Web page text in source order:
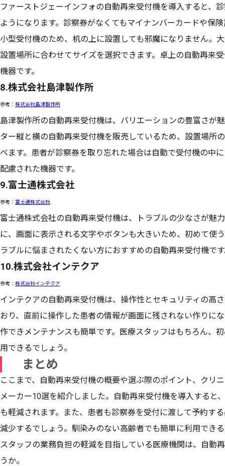
ファーストジェーインフォの自動再来受付機を導入すると、
ようになります。診察券がなくてもマイナンバーカードや保
小型受付機のため、机の上に設置しても邪魔になりません。
設置場所に合わせてサイズを選択できます。卓上の自動再来
機器です。
8.株式会社島津製作所
参考： 株式会社島津製作所
島津製作所の自動再来受付機は、バリエーションの豊富さが
ター縦と横の自動再来受付機を販売しているため、設置場所
べます。患者が診察券を取り忘れた場合は自動で受付機の中
配慮された機器です。
9.富士通株式会社
参考： 富士通株式会社
富士通株式会社の自動再来受付機は、トラブルの少なさが魅
に、画面に表示される文字やボタンも大きいため、初めて使
ラブルに悩まされたくない方におすすめの自動再来受付機で
10.株式会社インテクア
参考： 株式会社インテクア
インテクアの自動再来受付機は、操作性とセキュリティの高
おり、直前に操作した患者の情報が画面に残されない作りに
作できメンテナンスも簡単です。医療スタッフはもちろん、
用できるでしょう。
まとめ
ここまで、自動再来受付機の概要や選ぶ際のポイント、クリ
メーカー10選を紹介しました。自動再来受付機を導入すると
も軽減されます。また、患者も診察券を受付に渡して予約す
減少するでしょう。馴染みのない高齢者でも簡単に利用でき
スタッフの業務負担の軽減を目指している医療機関は、自動
うか。